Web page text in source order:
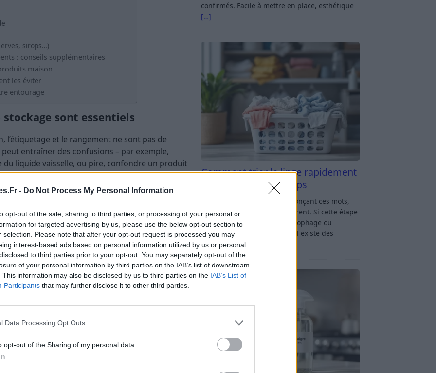
- Do Not Process My Personal Information
opt-out of the sale, sharing to third parties, or processing of your personal or
for targeted advertising by us, please use the below opt-out section to
selection. Please note that after your opt-out request is processed you may
interest-based ads based on personal information utilized by us or personal
to third parties prior to your opt-out. You may separately opt-out of the
of your personal information by third parties on the IAB’s list of downstream
This information may also be disclosed by us to third parties on the IAB’s List of
Participants that may further disclose it to other third parties.
Data Processing Opt Outs
opt-out of the Sharing of my personal data.
sirops…)
: conseils supplémentaires
maison
les éviter
entourage
sont essentiels
l’étiquetage et le rangement ne sont pas de
entraîner des confusions – par exemple,
liquide vaisselle, ou pire, confondre un produit
même, un stockage inadéquat peut altérer la
réalisations.
(ingestion, irritation, réactions
actives de vos préparations
et éviter le gaspillage
vos produits maison
propres
facilement lavables et résistants aux
verre ou le plastique de qualité alimentaire, en
des substances toxiques.
confirmés. Facile à mettre en place, esthétique
[…]
Comment trier le linge rapidement
sans y passer du temps
Tri du linge : rien qu’en prononçant ces mots,
beaucoup d’entre nous soupirent. Si cette étape
du lavage vous semble chronophage ou
compliquée, rassurez-vous : il existe des
astuces simples